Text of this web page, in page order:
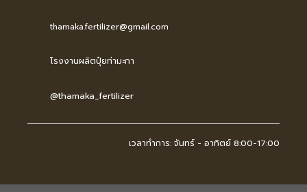
thamaka.fertilizer@gmail.com
โรงงานผลิตปุ๋ยท่ามะกา
@thamaka_fertilizer
เวลาทำการ: จันทร์ - อาทิตย์ 8:00-17:00